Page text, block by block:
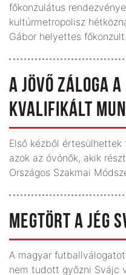
főkonzulátus
kultúrmetropolisz
Gábor helyettes főkonzult.
A JÖVŐ ZÁLOGA
KVALIFIKÁLT
Első kézből
azok az óvónők, akik
Országos Szakmai
MEGTÖRT A JÉG
A magyar
nem tudott győzni Svájc